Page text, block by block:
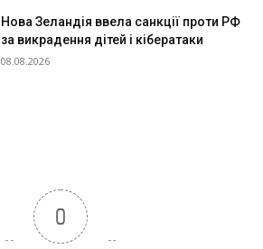
Нова Зеландія ввела санкції проти РФ
за викрадення дітей і кібератаки
08.08.2026
0